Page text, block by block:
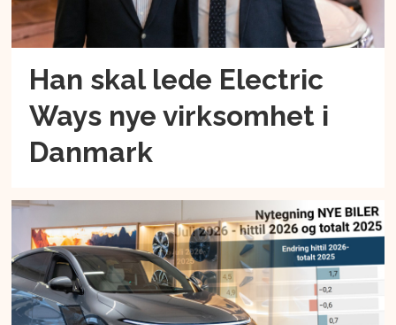
Han skal lede Electric
Ways nye virksomhet i
Danmark